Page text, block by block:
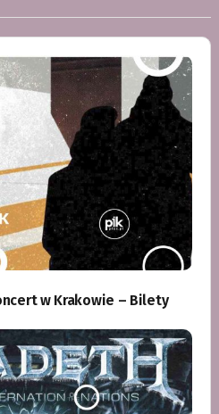
w Krakowie – Bilety